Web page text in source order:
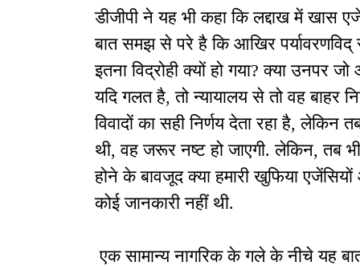
डीजीपी ने यह भी कहा कि लद्दाख में खास
बात समझ से परे है कि आखिर
इतना विद्रोही क्यों हो गया? क्या उनपर
यदि गलत है, तो न्यायालय से तो वह बाहर
विवादों का सही निर्णय देता रहा है,
थी, वह जरूर नष्ट हो जाएगी. लेकिन, तब
होने के बावजूद क्या हमारी खुफिया
कोई जानकारी नहीं थी.
एक सामान्य नागरिक के गले के नीचे यह